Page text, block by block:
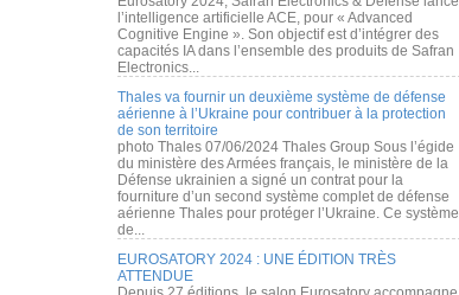
l’intelligence artificielle ACE, pour « Advanced
Cognitive Engine ». Son objectif est d’intégrer des
capacités IA dans l’ensemble des produits de Safran
Electronics...
Thales va fournir un deuxième système de défense
aérienne à l’Ukraine pour contribuer à la protection
de son territoire
photo Thales 07/06/2024 Thales Group Sous l’égide
du ministère des Armées français, le ministère de la
Défense ukrainien a signé un contrat pour la
fourniture d’un second système complet de défense
aérienne Thales pour protéger l’Ukraine. Ce système
de...
EUROSATORY 2024 : UNE ÉDITION TRÈS
ATTENDUE